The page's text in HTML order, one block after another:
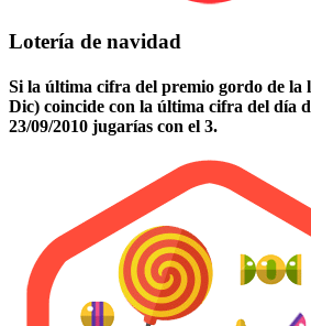
Lotería de navidad
Si la última cifra del premio gordo de la
Dic) coincide con la última cifra del día
23/09/2010 jugarías con el 3.